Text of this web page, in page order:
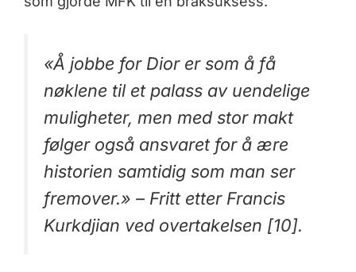
«Å jobbe for Dior er som å få
nøklene til et palass av uendelige
muligheter, men med stor makt
følger også ansvaret for å ære
historien samtidig som man ser
fremover.» – Fritt etter Francis
Kurkdjian ved overtakelsen [10].